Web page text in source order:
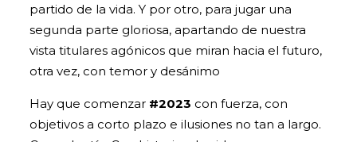
partido de la vida. Y por otro, para jugar una
segunda parte gloriosa, apartando de nuestra
vista titulares agónicos que miran hacia el futuro,
otra vez, con temor y desánimo
Hay que comenzar #2023 con fuerza, con
objetivos a corto plazo e ilusiones no tan a largo.